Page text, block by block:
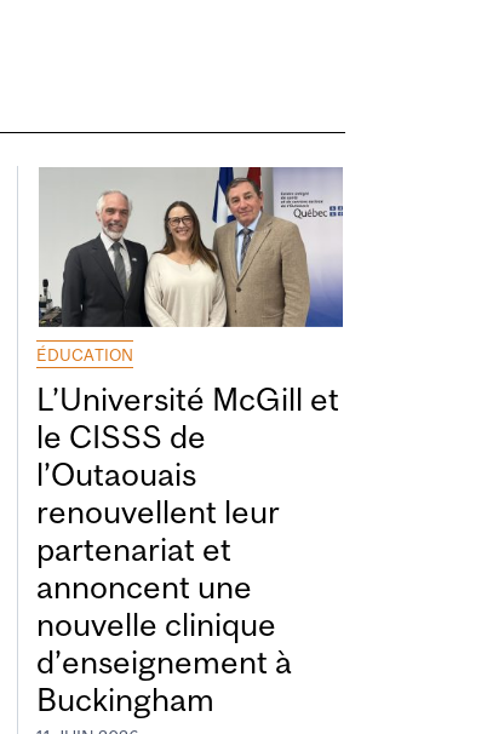
ÉDUCATION
L’Université McGill et
le CISSS de
l’Outaouais
renouvellent leur
partenariat et
annoncent une
nouvelle clinique
d’enseignement à
Buckingham